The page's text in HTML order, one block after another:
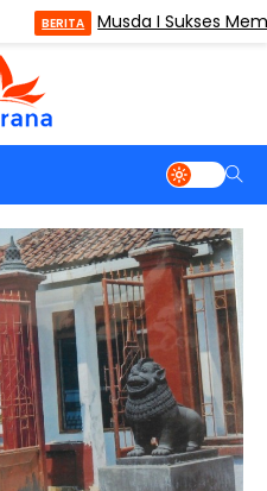
BERITA Musda I Sukses